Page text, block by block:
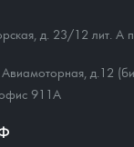
д. 23/12 лит. А
д.12
911А